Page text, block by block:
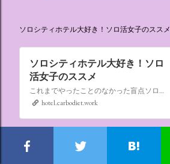
ソロシティホテル大好き！ソロ活女子のススメ
ソロシティホテル大好き！ソロ
活女子のススメ
これまでやったことのなかった盲点ソロ活、“なんでもない日にシティホテルに泊まる”。ソロ活女子のススメ,ソロシティホテル
hotel.carbodiet.work
ホテルを楽しむための基礎知識